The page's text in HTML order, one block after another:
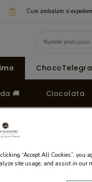
Cum ambalam si
🚚 Ciocolata
🌸
Flower
“Accept All Cookies”, you
site usage, and assist in our